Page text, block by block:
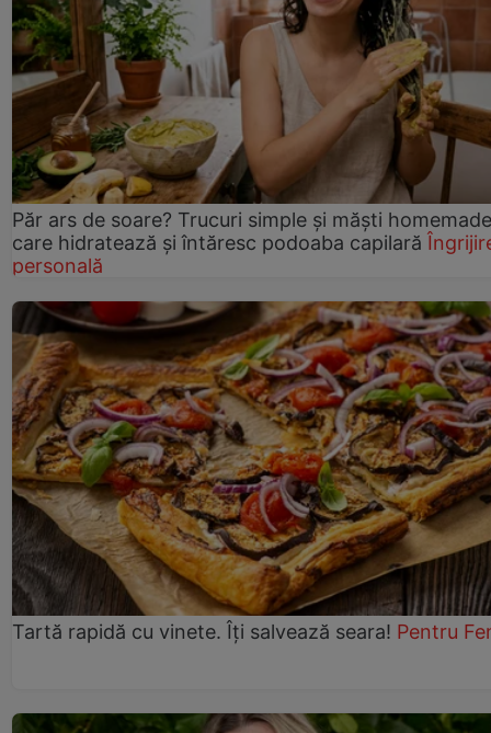
Păr ars de soare? Trucuri simple și măști homemade
care hidratează și întăresc podoaba capilară
personală
Tartă rapidă cu vinete. Îți salvează seara! Pentru